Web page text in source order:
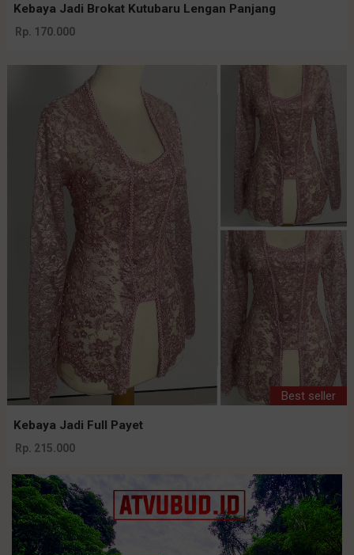
Kebaya Jadi Brokat Kutubaru Lengan Panjang
Rp. 170.000
Best seller
Kebaya Jadi Full Payet
Rp. 215.000